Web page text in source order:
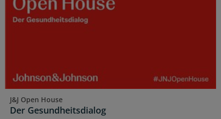
J&J Open House
Der Gesundheitsdialog